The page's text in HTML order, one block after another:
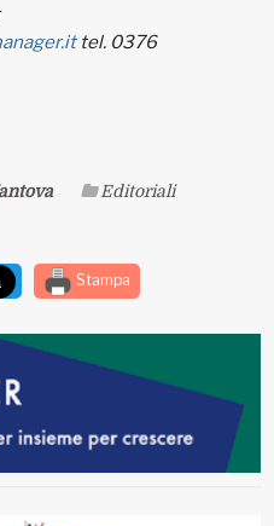
tel. 0376
Editoriali
Stampa